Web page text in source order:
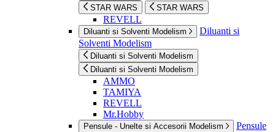
STAR WARS STAR WARS
REVELL
Diluanti si Solventi Modelism
Diluanti si
Solventi Modelism
Diluanti si Solventi Modelism
Diluanti si Solventi Modelism
AMMO
TAMIYA
REVELL
Mr.Hobby
Pensule - Unelte si Accesorii Modelism
Pensule